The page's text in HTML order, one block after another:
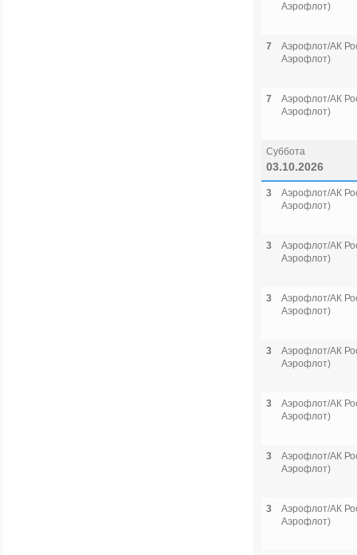
Аэрофлот)
7
Аэрофлот/АК
Аэрофлот)
7
Аэрофлот/АК
Аэрофлот)
Суббота
03.10.2026
3
Аэрофлот/АК
Аэрофлот)
3
Аэрофлот/АК
Аэрофлот)
3
Аэрофлот/АК
Аэрофлот)
3
Аэрофлот/АК
Аэрофлот)
3
Аэрофлот/АК
Аэрофлот)
3
Аэрофлот/АК
Аэрофлот)
3
Аэрофлот/АК
Аэрофлот)